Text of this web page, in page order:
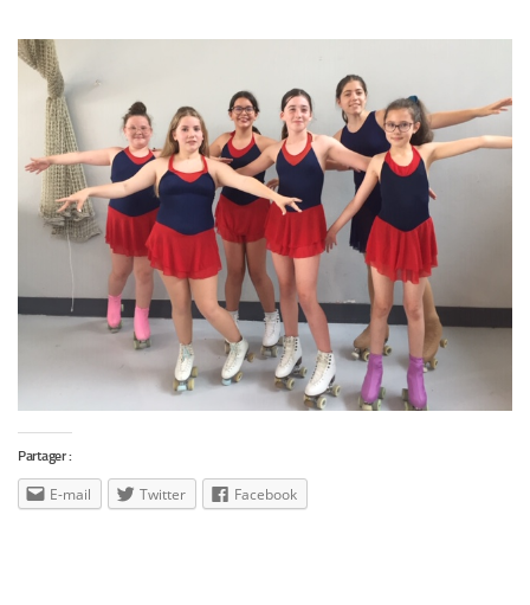
Partager :
E-mail Twitter Facebook